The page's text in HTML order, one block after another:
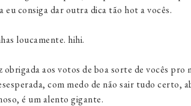
eu consiga dar outra dica tão hot a vocês.
loucamente. hihi.
obrigada aos votos de boa sorte de vocês
com medo de não sair tudo certo,
é um alento gigante.